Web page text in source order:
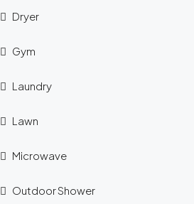
Dryer
Gym
Laundry
Lawn
Microwave
Outdoor Shower